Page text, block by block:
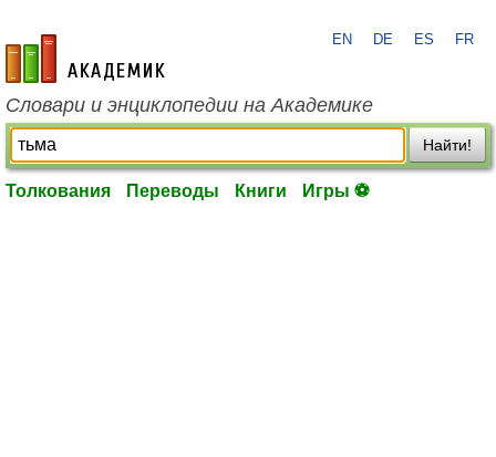
academic.ru
EN DE ES FR
Словари и энциклопедии на Академике
Найти!
Толкования Переводы Книги Игры ⚽